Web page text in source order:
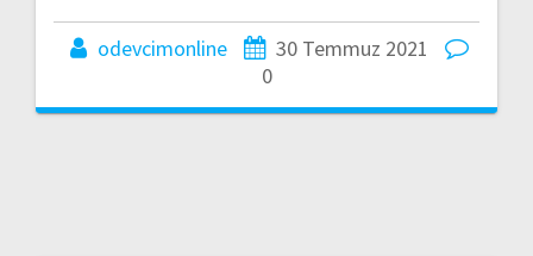
odevcimonline
30 Temmuz 2021
0